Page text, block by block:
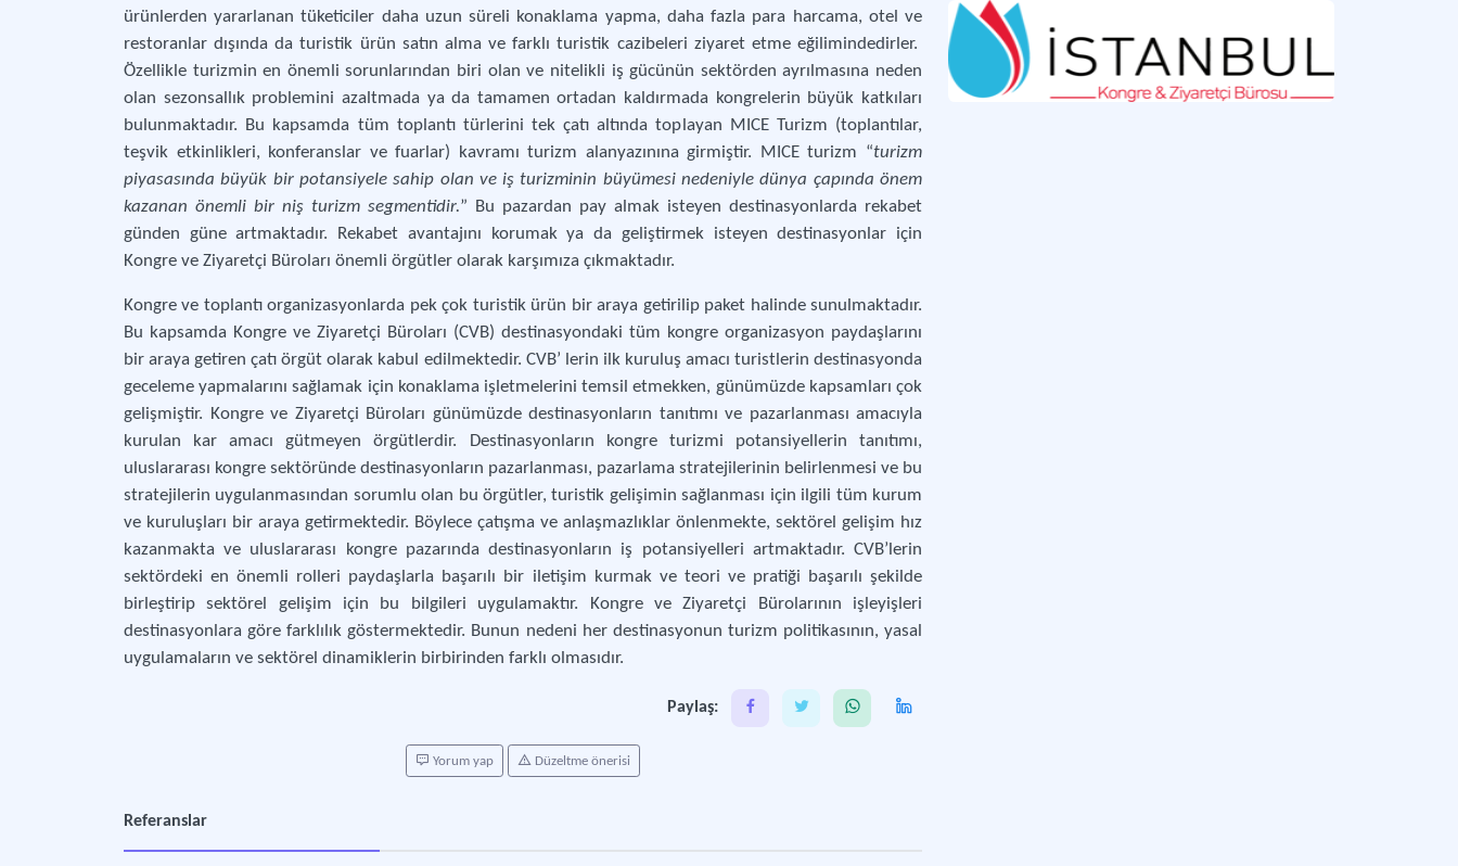
ürünlerden yararlanan tüketiciler daha uzun süreli konaklama yapma, daha fazla para harcama, otel ve
restoranlar dışında da turistik ürün satın alma ve farklı turistik cazibeleri ziyaret etme eğilimindedirler.
Özellikle turizmin en önemli sorunlarından biri olan ve nitelikli iş gücünün sektörden ayrılmasına neden
olan sezonsallık problemini azaltmada ya da tamamen ortadan kaldırmada kongrelerin büyük katkıları
bulunmaktadır. Bu kapsamda tüm toplantı türlerini tek çatı altında toplayan MICE Turizm (toplantılar,
teşvik etkinlikleri, konferanslar ve fuarlar) kavramı turizm alanyazınına girmiştir. MICE turizm “turizm
piyasasında büyük bir potansiyele sahip olan ve iş turizminin büyümesi nedeniyle dünya çapında önem
kazanan önemli bir niş turizm segmentidir.” Bu pazardan pay almak isteyen destinasyonlarda rekabet
günden güne artmaktadır. Rekabet avantajını korumak ya da geliştirmek isteyen destinasyonlar için
Kongre ve Ziyaretçi Büroları önemli örgütler olarak karşımıza çıkmaktadır.
Kongre ve toplantı organizasyonlarda pek çok turistik ürün bir araya getirilip paket halinde sunulmaktadır.
Bu kapsamda Kongre ve Ziyaretçi Büroları (CVB) destinasyondaki tüm kongre organizasyon paydaşlarını
bir araya getiren çatı örgüt olarak kabul edilmektedir. CVB’ lerin ilk kuruluş amacı turistlerin destinasyonda
geceleme yapmalarını sağlamak için konaklama işletmelerini temsil etmekken, günümüzde kapsamları çok
gelişmiştir. Kongre ve Ziyaretçi Büroları günümüzde destinasyonların tanıtımı ve pazarlanması amacıyla
kurulan kar amacı gütmeyen örgütlerdir. Destinasyonların kongre turizmi potansiyellerin tanıtımı,
uluslararası kongre sektöründe destinasyonların pazarlanması, pazarlama stratejilerinin belirlenmesi ve bu
stratejilerin uygulanmasından sorumlu olan bu örgütler, turistik gelişimin sağlanması için ilgili tüm kurum
ve kuruluşları bir araya getirmektedir. Böylece çatışma ve anlaşmazlıklar önlenmekte, sektörel gelişim hız
kazanmakta ve uluslararası kongre pazarında destinasyonların iş potansiyelleri artmaktadır. CVB’lerin
sektördeki en önemli rolleri paydaşlarla başarılı bir iletişim kurmak ve teori ve pratiği başarılı şekilde
birleştirip sektörel gelişim için bu bilgileri uygulamaktır. Kongre ve Ziyaretçi Bürolarının işleyişleri
destinasyonlara göre farklılık göstermektedir. Bunun nedeni her destinasyonun turizm politikasının, yasal
uygulamaların ve sektörel dinamiklerin birbirinden farklı olmasıdır.
Paylaş:
Yorum yap Düzeltme önerisi
Referanslar